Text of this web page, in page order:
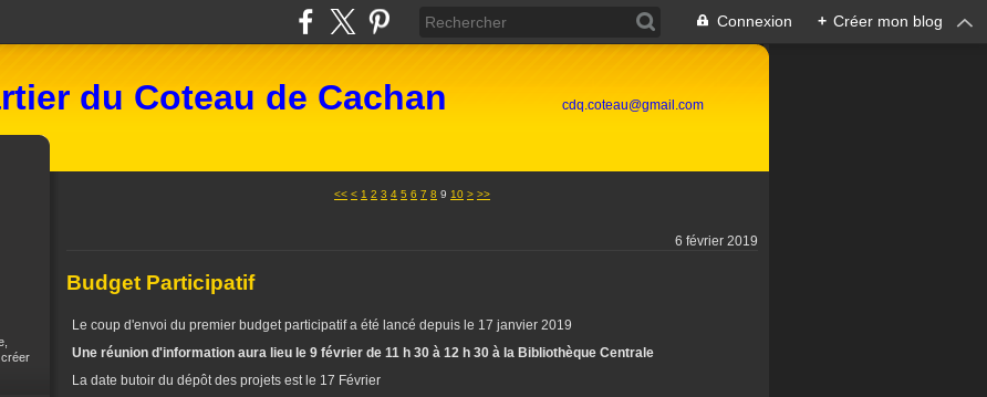
Connexion + Créer mon blog
du Coteau de Cachan cdq.coteau@gmail.com
créer
<< < 1 2 3 4 5 6 7 8 9 10 20
> >>
6 février 2019
Budget Participatif
Le coup d'envoi du premier budget participatif a été lancé depuis le 17 janvier 2019
Une réunion d'information aura lieu le 9 février de 11 h 30 à 12 h 30 à la Bibliothèque Centrale
La date butoir du dépôt des projets est le 17 Février